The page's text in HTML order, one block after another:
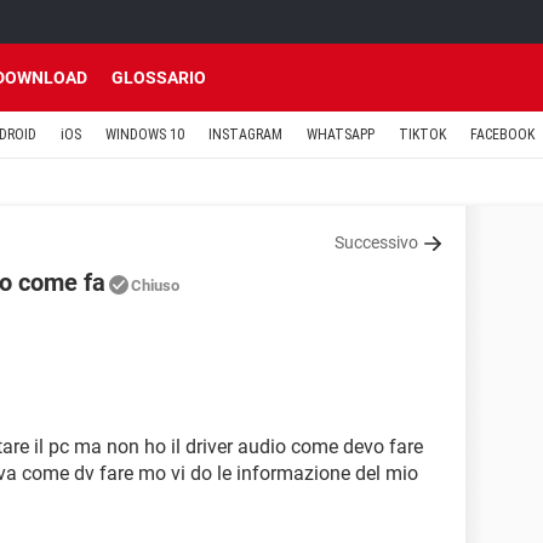
GLOSSARIO
iOS WINDOWS 10 INSTAGRAM WHATSAPP TIKTOK FACEBOOK
Successivo
come fa Chiuso
il pc ma non ho il driver audio come devo fare
come dv fare mo vi do le informazione del mio